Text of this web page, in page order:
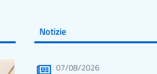
Notizie
07/08/2026